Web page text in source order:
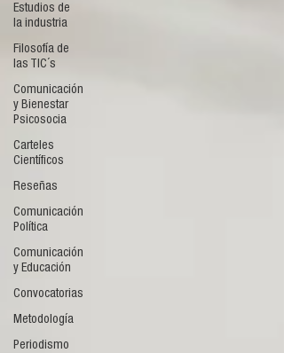
Estudios de
la industria
Filosofía de
las TIC´s
Comunicación
y Bienestar
Psicosocia
Carteles
Científicos
Reseñas
Comunicación
Política
Comunicación
y Educación
Convocatorias
Metodología
Periodismo